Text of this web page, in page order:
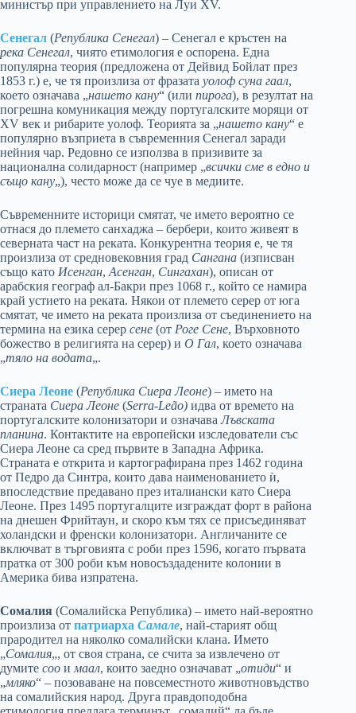
министър при управлението на Луи XV.
Сенегал (Република Сенегал) – Сенегал е кръстен на
река Сенегал, чиято етимология е оспорена. Една
популярна теория (предложена от Дейвид Бойлат през
1853 г.) е, че тя произлиза от фразата уолоф суна гаал,
което означава „нашето кану“ (или пирога), в резултат на
погрешна комуникация между португалските моряци от
XV век и рибарите уолоф. Теорията за „нашето кану“ е
популярно възприета в съвременния Сенегал заради
нейния чар. Редовно се използва в призивите за
национална солидарност (например „всички сме в едно и
също кану„), често може да се чуе в медиите.
Съвременните историци смятат, че името вероятно се
отнася до племето санхаджа – бербери, които живеят в
северната част на реката. Конкурентна теория е, че тя
произлиза от средновековния град Сангана (изписван
също като Исенган, Асенган, Сингахан), описан от
арабския географ ал-Бакри през 1068 г., който се намира
край устието на реката. Някои от племето серер от юга
смятат, че името на реката произлиза от съединението на
термина на езика серер сене (от Роге Сене, Върховното
божество в религията на серер) и О Гал, което означава
„тяло на водата„.
Сиера Леоне (Република Сиера Леоне) – името на
страната Сиера Леоне (Serra-Leão) идва от времето на
португалските колонизатори и означаваЛъвската
планина. Контактите на европейски изследователи със
Сиера Леоне са сред първите в Западна Африка.
Страната е открита и картографирана през 1462 година
от Педро да Синтра, които дава наименованието ѝ,
впоследствие предавано през италиански като Сиера
Леоне. През 1495 португалците изграждат форт в района
на днешен Фрийтаун, и скоро към тях се присъединяват
холандски и френски колонизатори. Англичаните се
включват в търговията с роби през 1596, когато първата
пратка от 300 роби към новосъздадените колонии в
Америка бива изпратена.
Сомалия (Сомалийска Република) – името най-вероятно
произлиза от патриарха Самале, най-старият общ
прародител на няколко сомалийски клана. Името
„Сомалия„, от своя страна, се счита за извлечено от
думите соо и маал, които заедно означават „отиди“ и
„мляко“ – позоваване на повсеместното животновъдство
на сомалийския народ. Друга правдоподобна